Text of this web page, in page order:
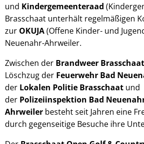
und Kindergemeenteraad
Brasschaat unterhält regelmäßigen
zur OKUJA(Offene Kinder- und
Neuenahr-Ahrweiler.
Zwischen der Brandweer Brasschaat
Löschzug der Feuerwehr Bad
der Lokalen Politie Brasschaat und
der Polizeiinspektion Bad
Ahrweiler besteht seit Jahren eine
durch gegenseitige Besuche ihre